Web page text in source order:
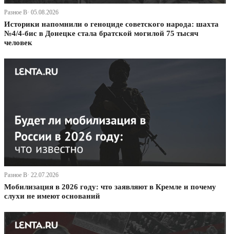
Разное В· 05.08.2026
Историки напомнили о геноциде советского народа: шахта
№4/4-бис в Донецке стала братской могилой 75 тысяч
человек
Разное В· 22.07.2026
Мобилизация в 2026 году: что заявляют в Кремле и почему
слухи не имеют оснований